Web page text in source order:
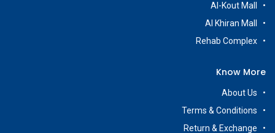
Al-Kout Mall
Al Khiran Mall
Rehab Complex
Know More
About Us
Terms & Conditions
Return & Exchange